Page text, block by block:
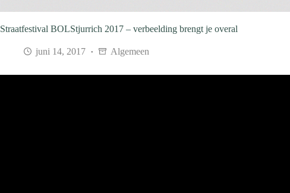
Straatfestival BOLStjurrich 2017 – verbeelding brengt je overal
juni 14, 2017 Algemeen